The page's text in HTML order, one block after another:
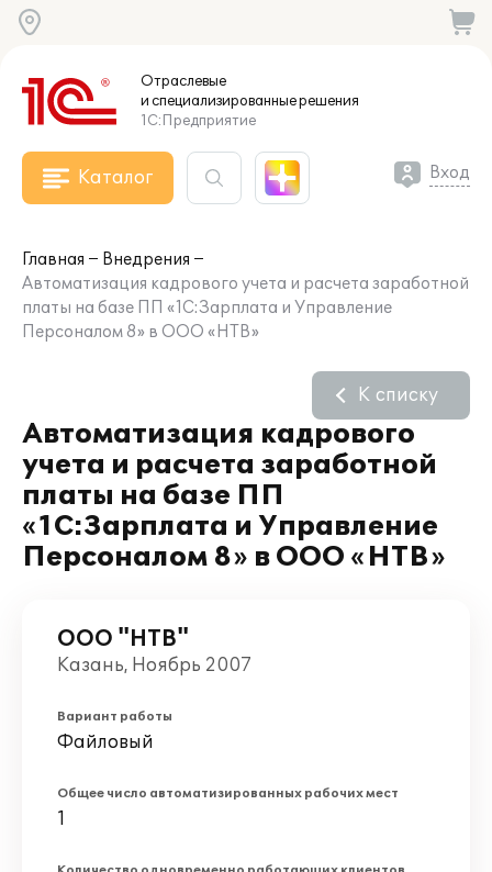
Отраслевые
и специализированныерешения
1С:Предприятие
Каталог Вход
Главная
Внедрения
Автоматизация кадрового учета и расчета заработной
платы на базе ПП «1С:Зарплата и Управление
Персоналом 8» в ООО «НТВ»
Автоматизация кадрового
учета и расчета заработной
платы на базе ПП
«1С:Зарплата и Управление
Персоналом 8» в ООО «НТВ»
К списку
ООО "НТВ"
Казань, Ноябрь 2007
Вариант работы
Файловый
Общее число автоматизированных рабочих мест
1